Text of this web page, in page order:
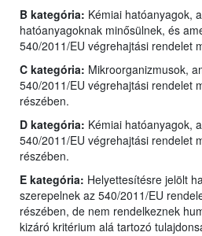
B kategória: Kémiai hatóanyagok,
hatóanyagoknak minősülnek, és
540/2011/EU végrehajtási rendelet
C kategória: Mikroorganizmusok,
540/2011/EU végrehajtási rendelet
részében.
D kategória: Kémiai hatóanyagok,
540/2011/EU végrehajtási rendelet
részében.
E kategória: Helyettesítésre jelölt
szerepelnek az 540/2011/EU
részében, de nem rendelkeznek
kizáró kritérium alá tartozó